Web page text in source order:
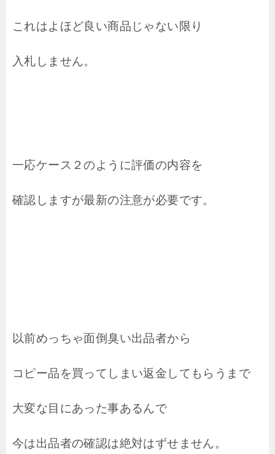
これはよほど良い商品じゃない限り
入札しません。
一応ケース２のように評価の内容を
確認しますが最新の注意が必要です。
以前めっちゃ面倒臭い出品者から
コピー品を買ってしまい返金してもらうまで
大変な目にあった事あるんで
今は出品者の確認は絶対はずせません。